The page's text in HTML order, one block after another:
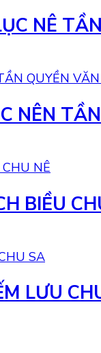
NÊ
NÊN
BIỀU
LƯU